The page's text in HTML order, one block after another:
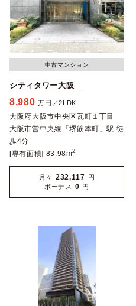
中古マンション
シティタワー大阪
8,980 万円／2LDK
大阪府大阪市中央区瓦町１丁目
大阪市営中央線「堺筋本町」駅 徒
歩4分
[専有面積] 83.98m2
月々 232,117 円
ボーナス
0 円